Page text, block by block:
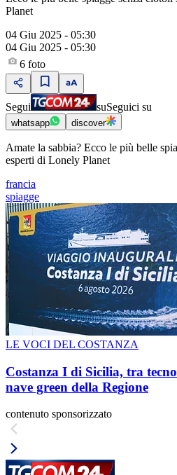
Planet
04 Giu 2025 - 05:30
04 Giu 2025 - 05:30
6 foto
Segui suSeguici su
whatsapp discover
Amate la sabbia? Ecco le più belle
esperti di Lonely Planet
francia
spiagge
LE VOCI DEL COSTANZA
Costanza I di Sicilia, tra
nave green della Regione
contenuto sponsorizzato